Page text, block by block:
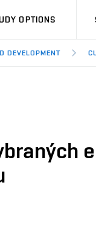
OPTIONS
DEVELOPMENT